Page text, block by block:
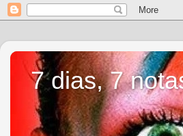
7 dias, 7